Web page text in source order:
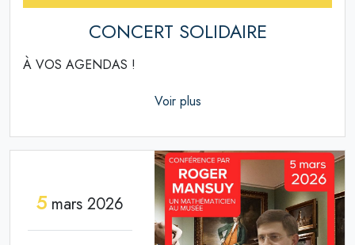
CONCERT SOLIDAIRE
À VOS AGENDAS !
Voir plus
5mars 2026